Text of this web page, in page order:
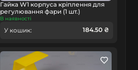
Гайка W1 корпуса кріплення для
регулювання фари (1 шт.)
В наявності
У кошик: 184.50 ₴